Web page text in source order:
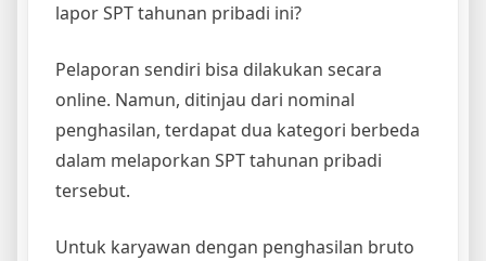
lapor SPT tahunan pribadi ini?
Pelaporan sendiri bisa dilakukan secara
online. Namun, ditinjau dari nominal
penghasilan, terdapat dua kategori berbeda
dalam melaporkan SPT tahunan pribadi
tersebut.
Untuk karyawan dengan penghasilan bruto